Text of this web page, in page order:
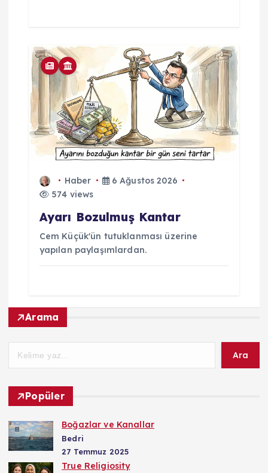
Haber
6 Ağustos 2026
574 views
Ayarı Bozulmuş Kantar
Cem Küçük'ün tutuklanması üzerine
yapılan paylaşımlardan.
Arama
Ara
Popüler
Boğazlar ve Kanallar
Bedri
27 Temmuz 2025
True Religiosity